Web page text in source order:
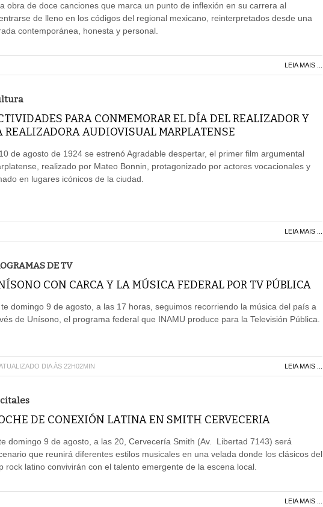
obra de doce canciones que marca un punto de inflexión en su carrera al
de lleno en los códigos del regional mexicano, reinterpretados desde una
contemporánea, honesta y personal.
LEIA MAIS ...
PARA CONMEMORAR EL DÍA DEL REALIZADOR Y
REALIZADORA AUDIOVISUAL MARPLATENSE
de agosto de 1924 se estrenó Agradable despertar, el primer film argumental
realizado por Mateo Bonnin, protagonizado por actores vocacionales y
en lugares icónicos de la ciudad.
LEIA MAIS ...
DE TV
CON CARCA Y LA MÚSICA FEDERAL POR TV PÚBLICA
te domingo 9 de agosto, a las 17 horas, seguimos recorriendo la música del país a
de Unísono, el programa federal que INAMU produce para la Televisión Pública.
DIA ÀS 22H02MIN LEIA MAIS ...
DE CONEXIÓN LATINA EN SMITH CERVECERIA
domingo 9 de agosto, a las 20, Cervecería Smith (Av. Libertad 7143) será
que reunirá diferentes estilos musicales en una velada donde los clásicos del
rock latino convivirán con el talento emergente de la escena local.
LEIA MAIS ...